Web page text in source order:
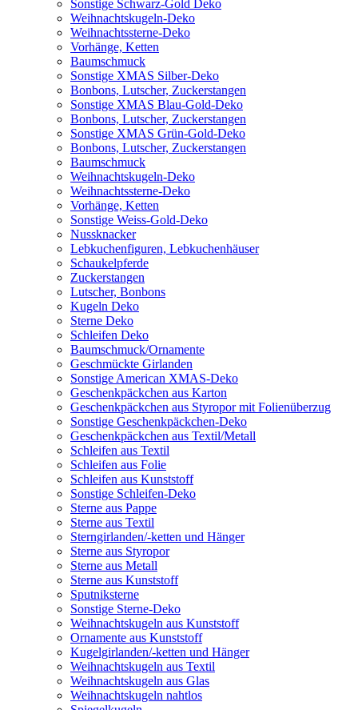
Sonstige Schwarz-Gold Deko
Weihnachtskugeln-Deko
Weihnachtssterne-Deko
Vorhänge, Ketten
Baumschmuck
Sonstige XMAS Silber-Deko
Bonbons, Lutscher, Zuckerstangen
Sonstige XMAS Blau-Gold-Deko
Bonbons, Lutscher, Zuckerstangen
Sonstige XMAS Grün-Gold-Deko
Bonbons, Lutscher, Zuckerstangen
Baumschmuck
Weihnachtskugeln-Deko
Weihnachtssterne-Deko
Vorhänge, Ketten
Sonstige Weiss-Gold-Deko
Nussknacker
Lebkuchenfiguren, Lebkuchenhäuser
Schaukelpferde
Zuckerstangen
Lutscher, Bonbons
Kugeln Deko
Sterne Deko
Schleifen Deko
Baumschmuck/Ornamente
Geschmückte Girlanden
Sonstige American XMAS-Deko
Geschenkpäckchen aus Karton
Geschenkpäckchen aus Styropor mit Folienüberzug
Sonstige Geschenkpäckchen-Deko
Geschenkpäckchen aus Textil/Metall
Schleifen aus Textil
Schleifen aus Folie
Schleifen aus Kunststoff
Sonstige Schleifen-Deko
Sterne aus Pappe
Sterne aus Textil
Sterngirlanden/-ketten und Hänger
Sterne aus Styropor
Sterne aus Metall
Sterne aus Kunststoff
Sputniksterne
Sonstige Sterne-Deko
Weihnachtskugeln aus Kunststoff
Ornamente aus Kunststoff
Kugelgirlanden/-ketten und Hänger
Weihnachtskugeln aus Textil
Weihnachtskugeln aus Glas
Weihnachtskugeln nahtlos